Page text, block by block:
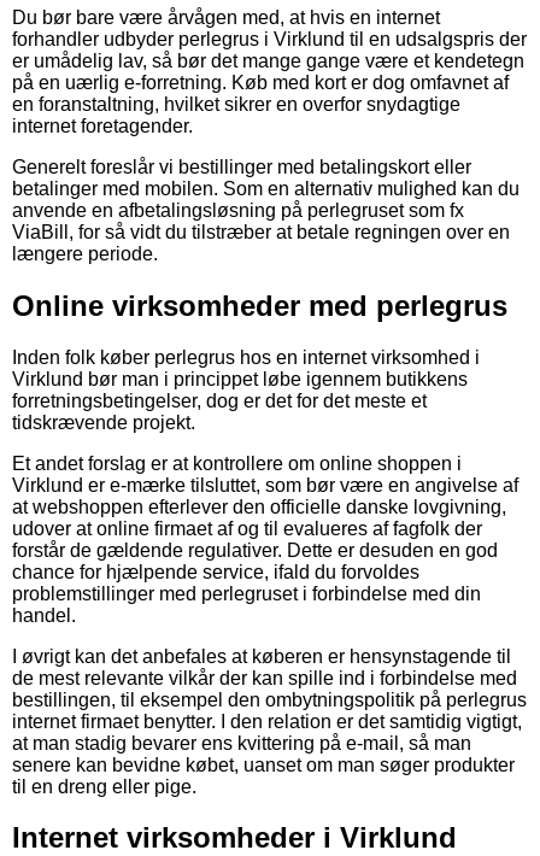
Du bør bare være årvågen med, at hvis en internet
forhandler udbyder perlegrus i Virklund til en udsalgspris der
er umådelig lav, så bør det mange gange være et kendetegn
på en uærlig e-forretning. Køb med kort er dog omfavnet af
en foranstaltning, hvilket sikrer en overfor snydagtige
internet foretagender.
Generelt foreslår vi bestillinger med betalingskort eller
betalinger med mobilen. Som en alternativ mulighed kan du
anvende en afbetalingsløsning på perlegruset som fx
ViaBill, for så vidt du tilstræber at betale regningen over en
længere periode.
Online virksomheder med perlegrus
Inden folk køber perlegrus hos en internet virksomhed i
Virklund bør man i princippet løbe igennem butikkens
forretningsbetingelser, dog er det for det meste et
tidskrævende projekt.
Et andet forslag er at kontrollere om online shoppen i
Virklund er e-mærke tilsluttet, som bør være en angivelse af
at webshoppen efterlever den officielle danske lovgivning,
udover at online firmaet af og til evalueres af fagfolk der
forstår de gældende regulativer. Dette er desuden en god
chance for hjælpende service, ifald du forvoldes
problemstillinger med perlegruset i forbindelse med din
handel.
I øvrigt kan det anbefales at køberen er hensynstagende til
de mest relevante vilkår der kan spille ind i forbindelse med
bestillingen, til eksempel den ombytningspolitik på perlegrus
internet firmaet benytter. I den relation er det samtidig vigtigt,
at man stadig bevarer ens kvittering på e-mail, så man
senere kan bevidne købet, uanset om man søger produkter
til en dreng eller pige.
Internet virksomheder i Virklund